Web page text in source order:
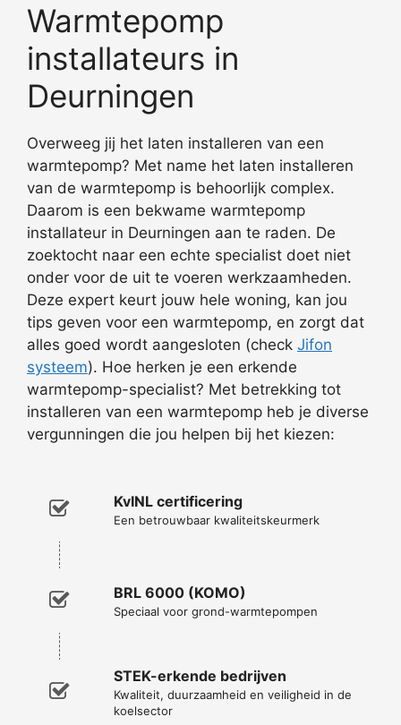
Warmtepomp
installateurs in
Deurningen
Overweeg jij het laten installeren van een
warmtepomp? Met name het laten installeren
van de warmtepomp is behoorlijk complex.
Daarom is een bekwame warmtepomp
installateur in Deurningen aan te raden. De
zoektocht naar een echte specialist doet niet
onder voor de uit te voeren werkzaamheden.
Deze expert keurt jouw hele woning, kan jou
tips geven voor een warmtepomp, en zorgt dat
alles goed wordt aangesloten (check Jifon
systeem). Hoe herken je een erkende
warmtepomp-specialist? Met betrekking tot
installeren van een warmtepomp heb je diverse
vergunningen die jou helpen bij het kiezen:
KvINL certificering
Een betrouwbaar kwaliteitskeurmerk
BRL 6000 (KOMO)
Speciaal voor grond-warmtepompen
STEK-erkende bedrijven
Kwaliteit, duurzaamheid en veiligheid in de
koelsector